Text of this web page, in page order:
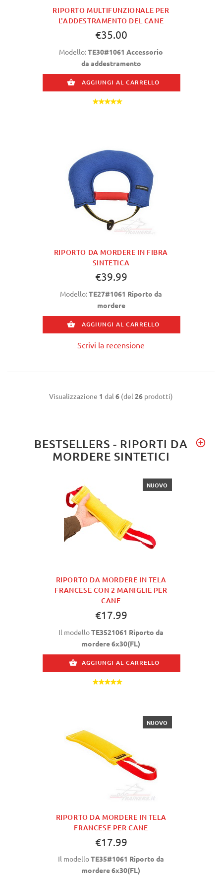
RIPORTO MULTIFUNZIONALE PER
L'ADDESTRAMENTO DEL CANE
€35.00
Modello:TE30#1061 Accessorio
da addestramento
AGGIUNGI AL CARRELLO
RIPORTO DA MORDERE IN FIBRA
SINTETICA
€39.99
Modello:TE27#1061 Riporto da
mordere
AGGIUNGI AL CARRELLO
Scrivi la recensione
Visualizzazione 1 dal 6 (del 26 prodotti)
BESTSELLERS - RIPORTI DA
MORDERE SINTETICI
RIPORTO DA MORDERE IN TELA
FRANCESE CON 2 MANIGLIE PER
CANE
NUOVO
€17.99
Il modelloTE3521061 Riporto da
mordere 6x30(FL)
AGGIUNGI AL CARRELLO
RIPORTO DA MORDERE IN TELA
FRANCESE PER CANE
NUOVO
€17.99
Il modelloTE35#1061 Riporto da
mordere 6x30(FL)